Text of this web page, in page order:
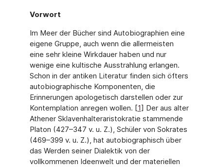
Vorwort
Im Meer der Bücher sind Autobiographien eine
eigene Gruppe, auch wenn die aller­meisten
eine sehr kleine Wirkdauer haben und nur
wenige eine kultische Ausstrahlung erlangen.
Schon in der antiken Literatur finden sich öfters
autobiographische Kompo­nenten, die
Erinnerungen apologetisch darstellen oder zur
Kontemplation anregen wol­len. [1] Der aus alter
Athener Sklavenhalteraristokratie stammende
Platon (427–347 v. u. Z.), Schüler von Sokrates
(469–399 v. u. Z.), hat autobiographisch über
das Werden sei­ner Dialektik von der
vollkommenen Ideenwelt und der materiellen